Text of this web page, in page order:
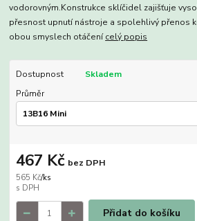
vodorovným.Konstrukce sklíčidel zajišťuje
přesnost upnutí nástroje a spolehlivý přenos
obou smyslech otáčenícelý popis
Dostupnost
Skladem
Průměr
565 Kč/ks
467 Kč bez DPH
Přidat do košíku